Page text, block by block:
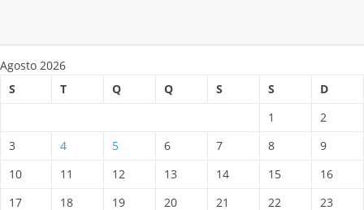
Agosto 2026
S
T Q Q S S
D
1
2
3
4 5 6 7 8
9
10
11 12 13 14 15
16
17
18 19 20 21 22
23